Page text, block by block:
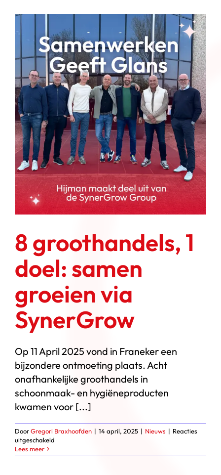
8 groothandels, 1
doel: samen
groeien via
SynerGrow
Op 11 April 2025 vond in Franeker een
bijzondere ontmoeting plaats. Acht
onafhankelijke groothandels in
schoonmaak- en hygiëneproducten
kwamen voor [...]
DoorGregori Braxhoofden | 14 april, 2025 | Nieuws | Reacties
uitgeschakeld
groothandels,
Lees meer